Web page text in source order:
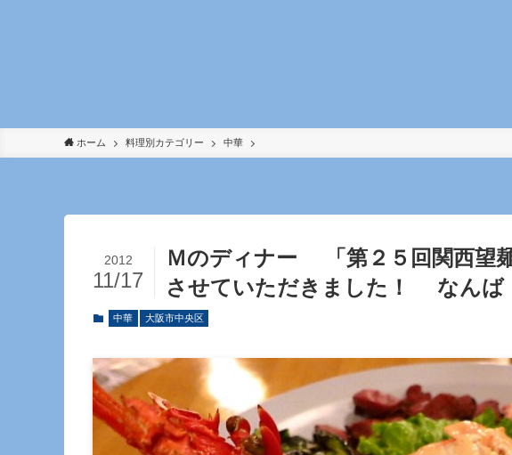
ホーム 料理別カテゴリー 中華
Ｍのディナー 「第２５回関西望
させていただきました！ なんば
2012
11/17
中華 大阪市中央区